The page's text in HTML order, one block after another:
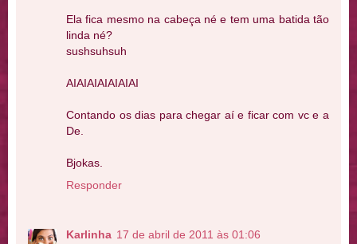
Ela fica mesmo na cabeça né e tem uma batida tão
linda né?
sushsuhsuh
AIAIAIAIAIAIAI
Contando os dias para chegar aí e ficar com vc e a
De.
Bjokas.
Responder
Karlinha 17 de abril de 2011 às 01:06